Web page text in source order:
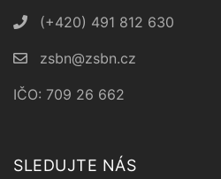
(+420) 491 812 630
zsbn@zsbn.cz
IČO: 709 26 662
SLEDUJTE NÁS